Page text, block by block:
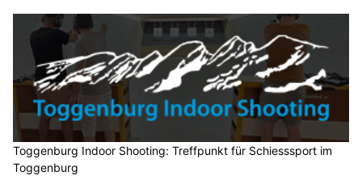
Toggenburg Indoor Shooting: Treffpunkt für Schiesssport im
Toggenburg